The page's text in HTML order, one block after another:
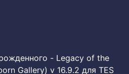
- Legacy of the
Gallery) v 16.9.2 для TES